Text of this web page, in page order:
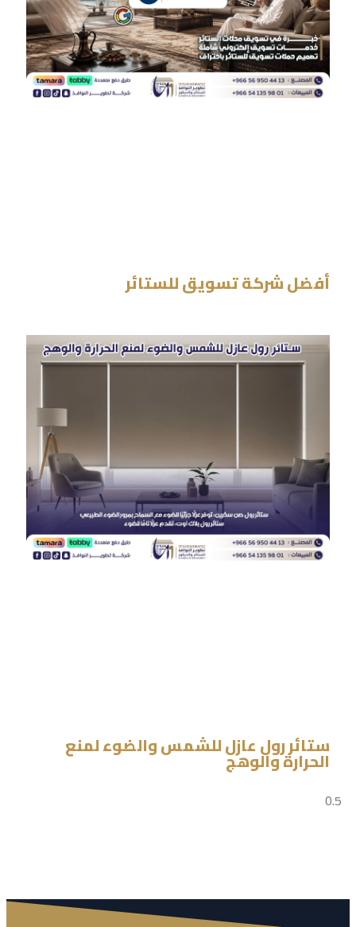
أفضل شركة تسويق للستائر
ستائر رول عازل للشمس والضوء لمنع
الحرارة والوهج